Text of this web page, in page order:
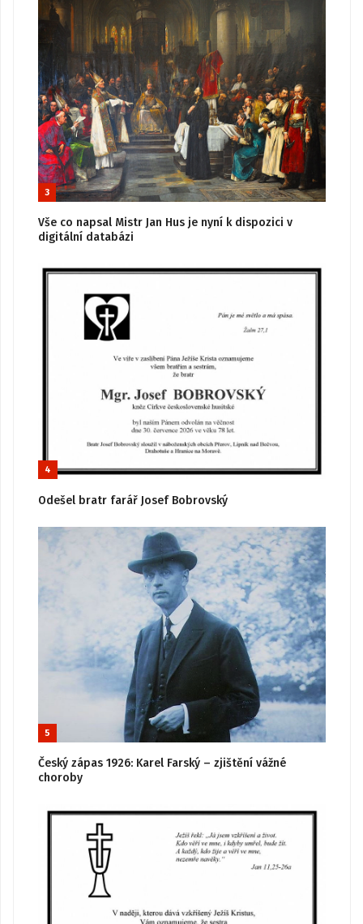
3
Vše co napsal Mistr Jan Hus je nyní k dispozici v
digitální databázi
4
Odešel bratr farář Josef Bobrovský
5
Český zápas 1926: Karel Farský – zjištění vážné
choroby